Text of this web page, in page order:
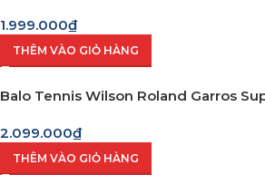
1.999.000₫
THÊM VÀO GIỎ HÀNG
Balo Tennis Wilson Roland Garros
2.099.000₫
THÊM VÀO GIỎ HÀNG